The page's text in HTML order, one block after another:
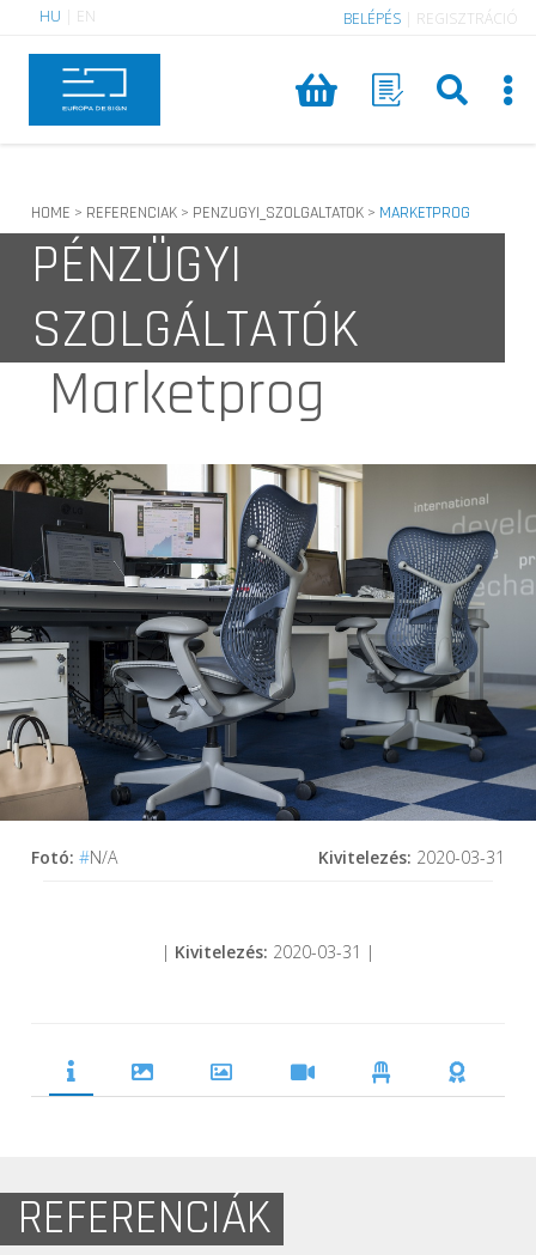
HU EN BELÉPÉS REGISZTRÁCIÓ
HOME > REFERENCIAK > PENZUGYI_SZOLGALTATOK > MARKETPROG
PÉNZÜGYI
SZOLGÁLTATÓK
Marketprog
Fotó:#N/A Kivitelezés: 2020-03-31
| Kivitelezés: 2020-03-31 |
REFERENCIÁK